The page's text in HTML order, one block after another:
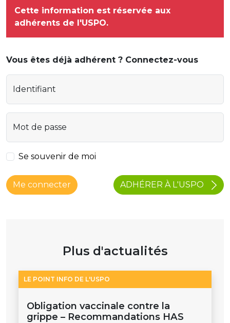
Cette information est réservée aux
adhérents de l'USPO.
Vous êtes déjà adhérent ? Connectez-vous
Identifiant
Mot de passe
Se souvenir de moi
Me connecter ADHÉRER À L'USPO
Plus d'actualités
LE POINT INFO DE L'USPO
Obligation vaccinale contre la
grippe – Recommandations HAS